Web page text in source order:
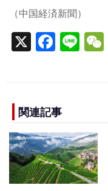
（中国経済新聞）
X F
a
e
b
o
o
k
Li
n
関連記事